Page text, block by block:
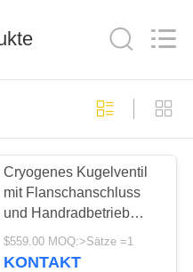
243
Cryogenes Kugelventil
mit Flanschanschluss
und Handradbetrieb
geeignet für LNG LN2
LAr
$559.00 MOQ:>Sätze =1
KONTAKT